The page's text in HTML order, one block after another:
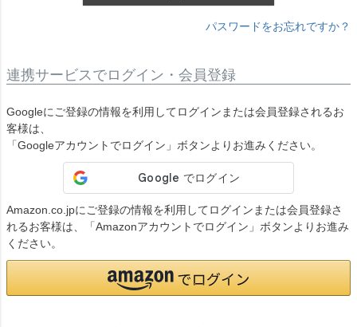
パスワードをお忘れですか？
連携サービスでログイン・会員登録
Googleにご登録の情報を利用してログインまたは会員登録されるお
客様は、
「Googleアカウントでログイン」ボタンよりお進みください。
Amazon.co.jpにご登録の情報を利用してログインまたは会員登録さ
れるお客様は、「Amazonアカウントでログイン」ボタンよりお進み
ください。